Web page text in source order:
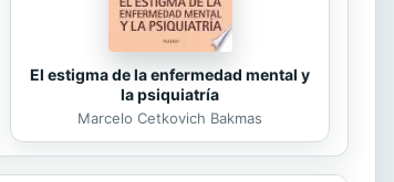
El estigma de la enfermedad mental y
la psiquiatría
Marcelo Cetkovich Bakmas